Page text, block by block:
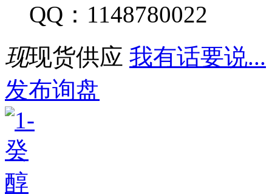
QQ：1148780022
现现货供应 我有话要说...
发布询盘